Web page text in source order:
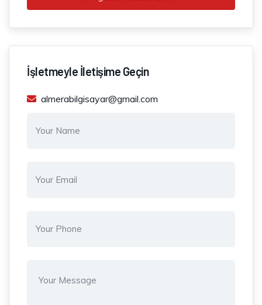
İşletmeyle İletişime Geçin
almerabilgisayar@gmail.com